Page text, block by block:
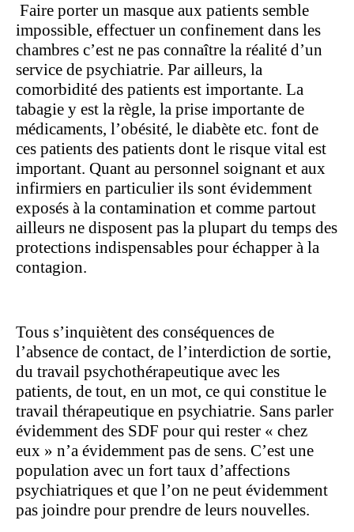
Faire porter un masque aux patients semble
impossible, effectuer un confinement dans les
chambres c’est ne pas connaître la réalité d’un
service de psychiatrie. Par ailleurs, la
comorbidité des patients est importante. La
tabagie y est la règle, la prise importante de
médicaments, l’obésité, le diabète etc. font de
ces patients des patients dont le risque vital est
important. Quant au personnel soignant et aux
infirmiers en particulier ils sont évidemment
exposés à la contamination et comme partout
ailleurs ne disposent pas la plupart du temps des
protections indispensables pour échapper à la
contagion.
Tous s’inquiètent des conséquences de
l’absence de contact, de l’interdiction de sortie,
du travail psychothérapeutique avec les
patients, de tout, en un mot, ce qui constitue le
travail thérapeutique en psychiatrie. Sans parler
évidemment des SDF pour qui rester « chez
eux » n’a évidemment pas de sens. C’est une
population avec un fort taux d’affections
psychiatriques et que l’on ne peut évidemment
pas joindre pour prendre de leurs nouvelles.